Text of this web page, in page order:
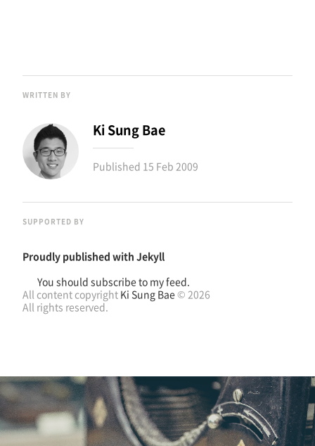
WRITTEN BY
Ki Sung Bae
Published 15 Feb 2009
SUPPORTED BY
Proudly published with Jekyll
You should subscribe to my feed.
All content copyright Ki Sung Bae© 2026
All rights reserved.